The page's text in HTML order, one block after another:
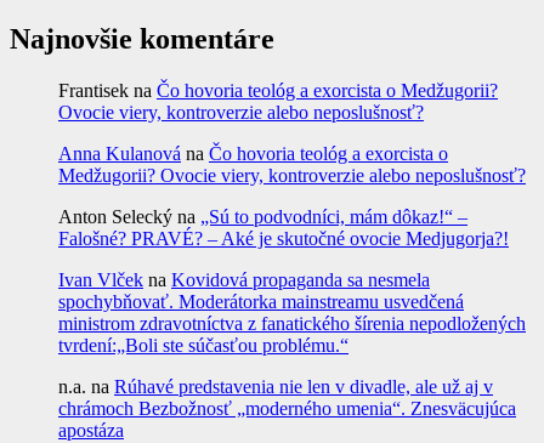
Najnovšie komentáre
Frantisek na Čo hovoria teológ a exorcista o Medžugorii?
Ovocie viery, kontroverzie alebo neposlušnosť?
Anna Kulanová na Čo hovoria teológ a exorcista o
Medžugorii? Ovocie viery, kontroverzie alebo neposlušnosť?
Anton Selecký na „Sú to podvodníci, mám dôkaz!“ –
Falošné? PRAVÉ? – Aké je skutočné ovocie Medjugorja?!
Ivan Vlček na Kovidová propaganda sa nesmela
spochybňovať. Moderátorka mainstreamu usvedčená
ministrom zdravotníctva z fanatického šírenia nepodložených
tvrdení:„Boli ste súčasťou problému.“
n.a. na Rúhavé predstavenia nie len v divadle, ale už aj v
chrámoch Bezbožnosť „moderného umenia“. Znesväcujúca
apostáza